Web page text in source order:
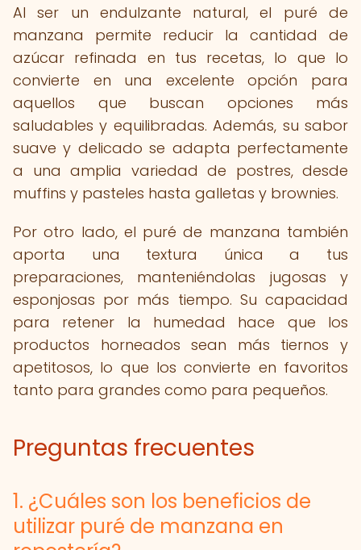
Al ser un endulzante natural, el puré de
manzana permite reducir la cantidad de
azúcar refinada en tus recetas, lo que lo
convierte en una excelente opción para
aquellos que buscan opciones más
saludables y equilibradas. Además, su sabor
suave y delicado se adapta perfectamente
a una amplia variedad de postres, desde
muffins y pasteles hasta galletas y brownies.
Por otro lado, el puré de manzana también
aporta una textura única a tus
preparaciones, manteniéndolas jugosas y
esponjosas por más tiempo. Su capacidad
para retener la humedad hace que los
productos horneados sean más tiernos y
apetitosos, lo que los convierte en favoritos
tanto para grandes como para pequeños.
Preguntas frecuentes
1. ¿Cuáles son los beneficios de
utilizar puré de manzana en